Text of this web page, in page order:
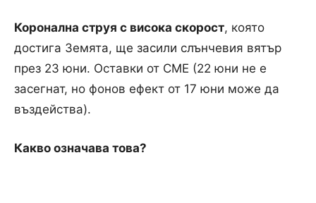
Коронална струя с висока скорост, която
достига Земята, ще засили слънчевия вятър
през 23 юни. Оставки от CME (22 юни не е
засегнат, но фонов ефект от 17 юни може да
въздейства).
Какво означава това?